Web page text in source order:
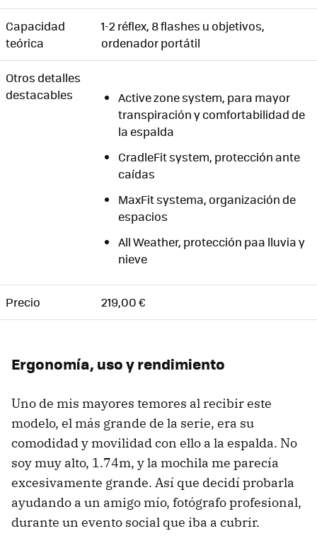
Capacidad
teórica
1-2 réflex, 8 flashes u objetivos,
ordenador portátil
Otros detalles
destacables
Active zone system, para mayor
transpiración y comfortabilidad de
la espalda
CradleFit system, protección ante
caídas
MaxFit systema, organización de
espacios
All Weather, protección paa lluvia y
nieve
Precio 219,00 €
Ergonomía, uso y rendimiento
Uno de mis mayores temores al recibir este
modelo, el más grande de la serie, era su
comodidad y movilidad con ello a la espalda. No
soy muy alto, 1.74m, y la mochila me parecía
excesivamente grande. Así que decidí probarla
ayudando a un amigo mío, fotógrafo profesional,
durante un evento social que iba a cubrir.